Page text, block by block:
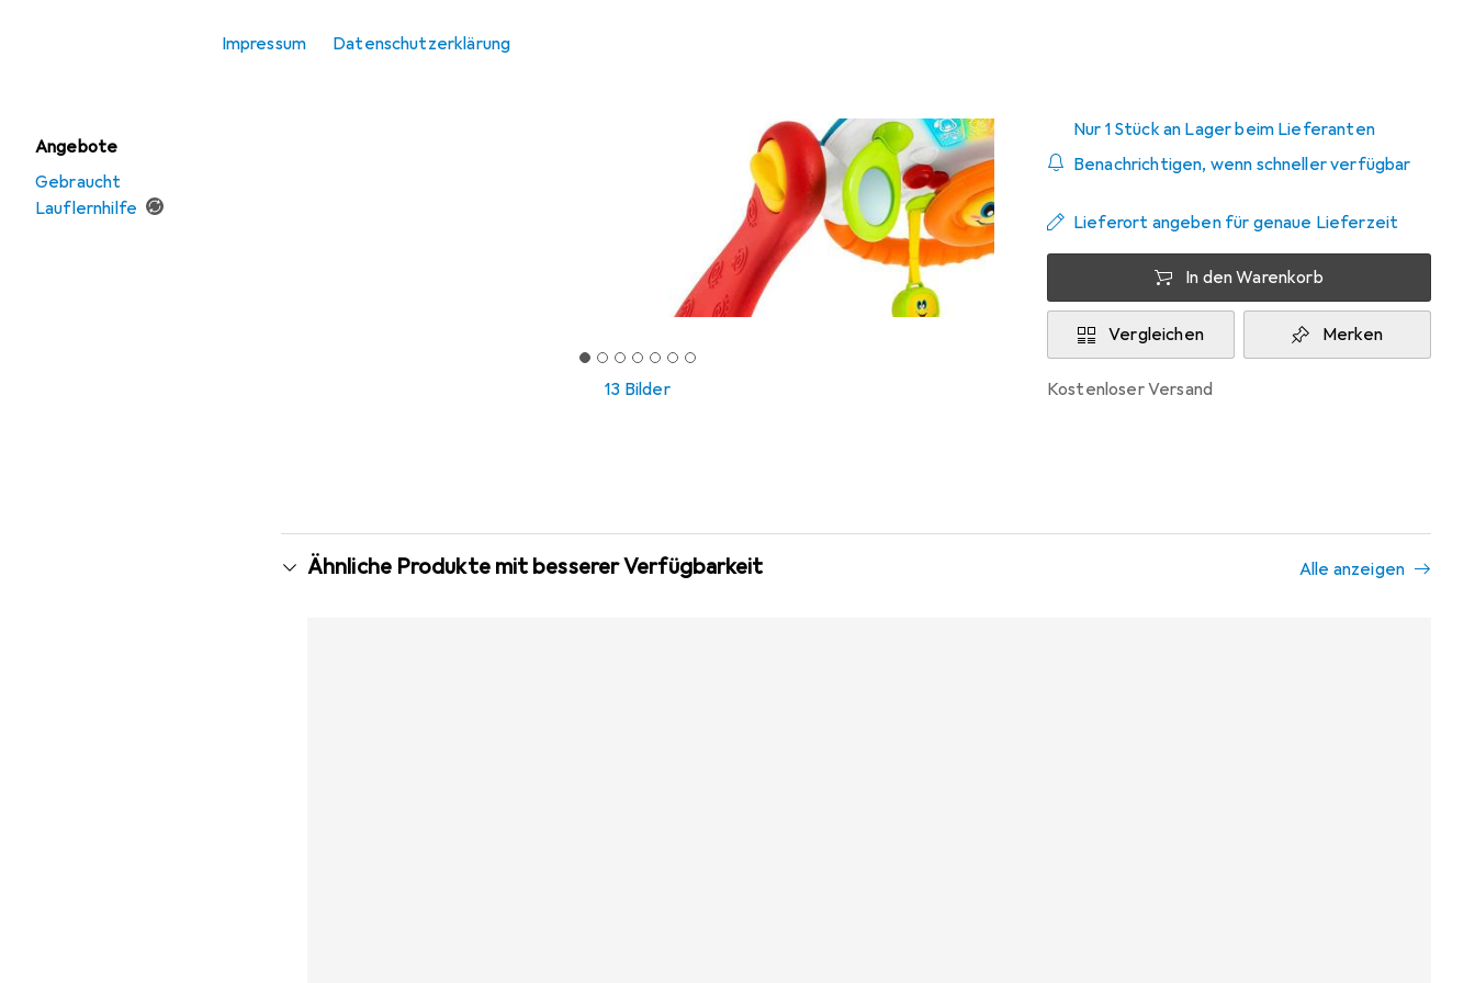
Impressum Datenschutzerklärung
Angebote
Gebraucht
Lauflernhilfe
13 Bilder
Nur 1 Stück an Lager beim Lieferanten
Benachrichtigen, wenn schneller verfügbar
Lieferort angeben für genaue Lieferzeit
In den Warenkorb
Vergleichen Merken
kostenloser Versand
Ähnliche Produkte mit besserer Verfügbarkeit Alle anzeigen